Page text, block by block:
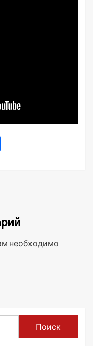
необходимо
Поиск